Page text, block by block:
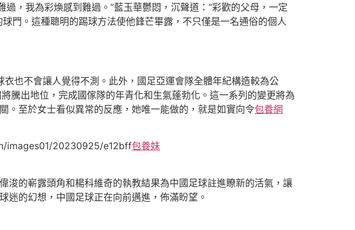
，我為彩煥感到難過。”藍玉華鬱悶，沉聲道：“彩歡的父母，一定
門。這種聰明的踢球方法使他鋒芒畢露，不只僅是一名通俗的個人
也不會讓人覺得不測。此外，國足亞運會隊全體年紀構造較為公
騰出地位，完成國傢隊的年青化和生氣蓬勃化。這一系列的變更將為
。至於女士看似異常的反應，她唯一能做的，就是如實向令包養網
images01/20230925/e12bff包養妹
浚的嶄露頭角和楊科維奇的執教結果為中國足球註進瞭新的活氣，讓
迷的幻想，中國足球正在向前邁進，佈滿盼望。